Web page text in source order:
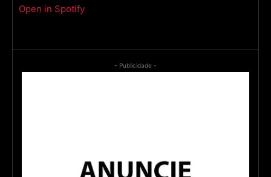
Open in Spotify
- Publicidade -